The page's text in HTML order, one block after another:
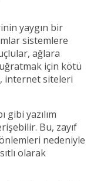
yaygın bir
sistemlere
ağlara
için kötü
internet siteleri
gibi yazılım
Bu, zayıf
nedeniyle
olarak